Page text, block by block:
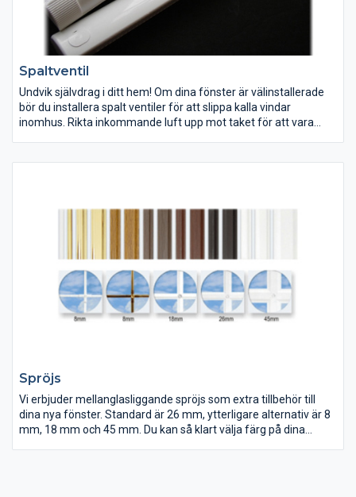
Spaltventil
Undvik självdrag i ditt hem! Om dina fönster är välinstallerade
bör du installera spalt ventiler för att slippa kalla vindar
inomhus. Rikta inkommande luft upp mot taket för att vara
Spröjs
Vi erbjuder mellanglasliggande spröjs som extra tillbehör till
dina nya fönster. Standard är 26 mm, ytterligare alternativ är 8
mm, 18 mm och 45 mm. Du kan så klart välja färg på dina